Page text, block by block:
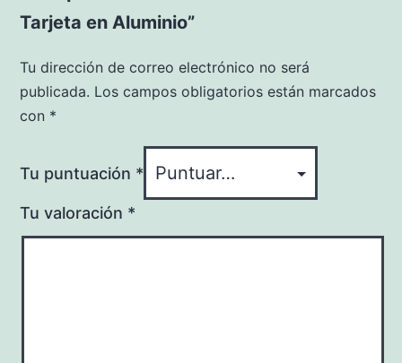
Tarjeta en Aluminio”
Tu dirección de correo electrónico no será
publicada. Los campos obligatorios están marcados
con *
Tu puntuación *
Tu valoración *